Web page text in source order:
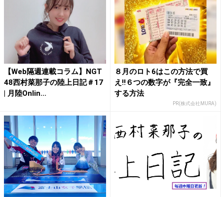
【Web隔週連載コラム】NGT
48西村菜那子の陸上日記＃17
| 月陸Onlin...
８月のロト6はこの方法で買
え!!６つの数字が『完全一致』
する方法
PR(株式会社MURA)